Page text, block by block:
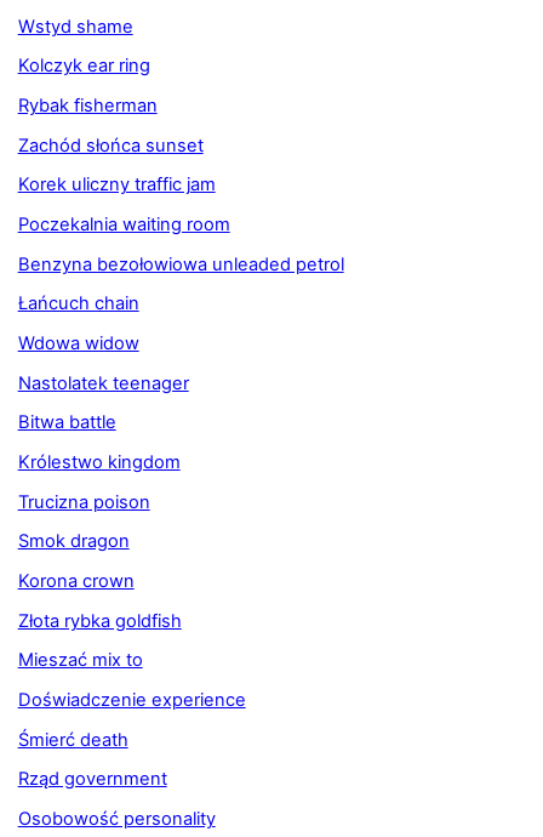
Wstyd shame
Kolczyk ear ring
Rybak fisherman
Zachód słońca sunset
Korek uliczny traffic jam
Poczekalnia waiting room
Benzyna bezołowiowa unleaded petrol
Łańcuch chain
Wdowa widow
Nastolatek teenager
Bitwa battle
Królestwo kingdom
Trucizna poison
Smok dragon
Korona crown
Złota rybka goldfish
Mieszać mix to
Doświadczenie experience
Śmierć death
Rząd government
Osobowość personality